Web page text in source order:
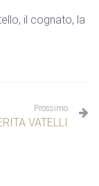
il cognato, la
Prossimo
VATELLI